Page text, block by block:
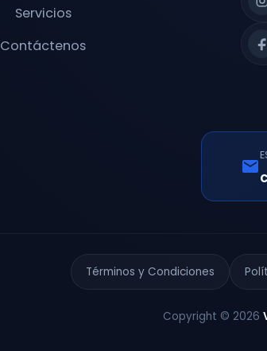
Servicios
Contáctenos
Términos y Condiciones
Copyright © 2026